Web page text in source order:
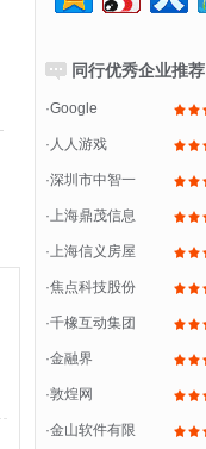
同行优秀企业推荐
·Google
· 人人游戏
·深圳市中智一
·上海鼎茂信息
·上海信义房屋
·焦点科技股份
·千橡互动集团
·金融界
·敦煌网
·金山软件有限